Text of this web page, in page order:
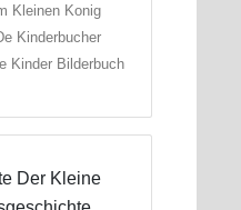
Kleinen Konig
Kinderbucher
Kinder Bilderbuch